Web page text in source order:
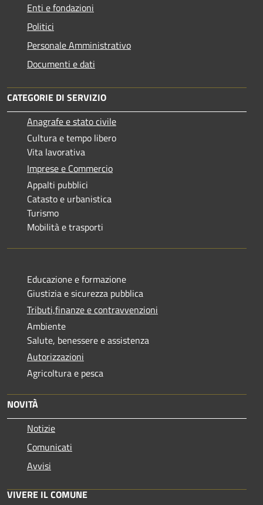
Enti e fondazioni
Politici
Personale Amministrativo
Documenti e dati
CATEGORIE DI SERVIZIO
Anagrafe e stato civile
Cultura e tempo libero
Vita lavorativa
Imprese e Commercio
Appalti pubblici
Catasto e urbanistica
Turismo
Mobilità e trasporti
Educazione e formazione
Giustizia e sicurezza pubblica
Tributi,finanze e contravvenzioni
Ambiente
Salute, benessere e assistenza
Autorizzazioni
Agricoltura e pesca
NOVITÀ
Notizie
Comunicati
Avvisi
VIVERE IL COMUNE